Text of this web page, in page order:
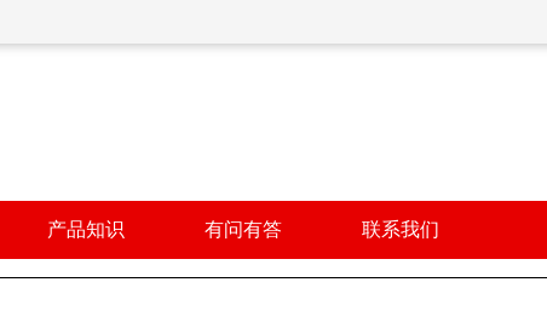
产品知识 有问有答 联系我们